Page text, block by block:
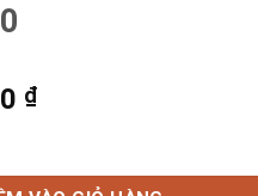
₫
Sanden SPC-0290 số lượng